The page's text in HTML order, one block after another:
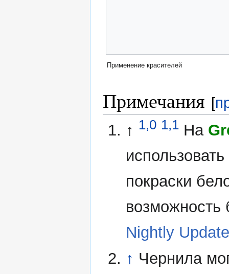
Применение красителей
Примечания [
↑ 1,0 1,1 На
покраски
возможность
Nightly
↑ Чернила